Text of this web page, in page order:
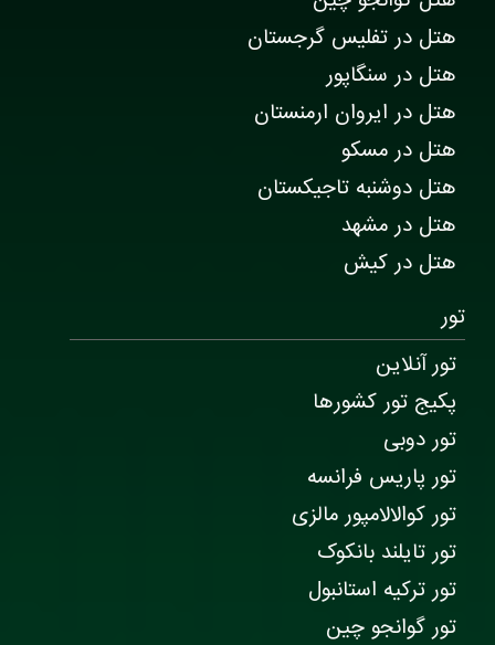
هتل در تفلیس گرجستان
هتل در سنگاپور
هتل در ایروان ارمنستان
هتل در مسکو
هتل دوشنبه تاجیکستان
هتل در مشهد
هتل در کیش
تور
تور آنلاین
پکیج تور کشورها
تور دوبی
تور پاریس فرانسه
تور کوالالامپور مالزی
تور تایلند بانکوک
تور ترکیه استانبول
تور گوانجو چین